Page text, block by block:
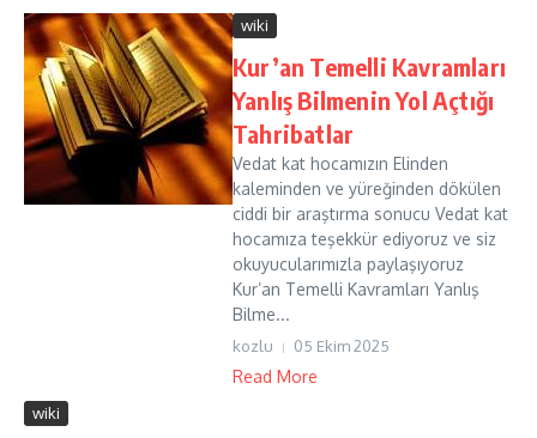
wiki
Kur’an Temelli Kavramları
Yanlış Bilmenin Yol Açtığı
Tahribatlar
Vedat kat hocamızın Elinden
kaleminden ve yüreğinden dökülen
ciddi bir araştırma sonucu Vedat kat
hocamıza teşekkür ediyoruz ve siz
okuyucularımızla paylaşıyoruz
Kur’an Temelli Kavramları Yanlış
Bilme...
kozlu 05 Ekim 2025
Read More
wiki